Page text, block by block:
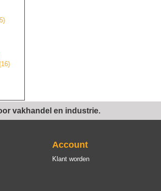
vakhandel en industrie.
Account
Klant worden